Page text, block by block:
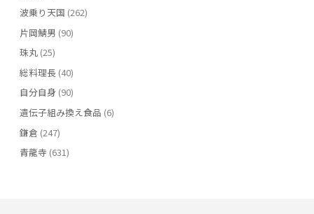
波乗り天国 (262)
片岡鯖男 (90)
珠丸(25)
総料理長 (40)
自分自身 (90)
遺伝子組み換え食品 (6)
鎌倉 (247)
青龍寺 (631)